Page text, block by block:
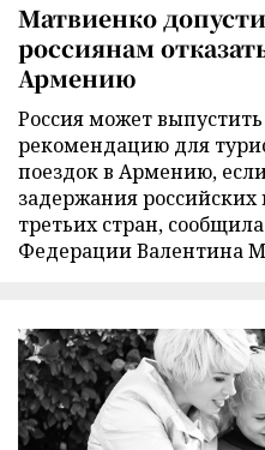
Матвиенко
россиянам
Армению
Россия может
рекомендацию для
поездок в Армению,
задержания
третьих стран,
Федерации Валентина